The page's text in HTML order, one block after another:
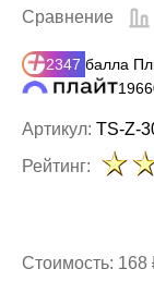
Артикул: TS-Z-
Сравнение
2347 балла
Рейтинг:
Стоимость: 168